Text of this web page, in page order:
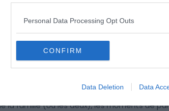
Personal Data Processing Opt Outs
CONFIRM
Data Deletion Data
:
cuisine intérieure
c’est débuter des vacances fantastiques
effet, ce bateau à louer en Martinique est
, 12 personnes peuvent facilement
la famille (ou les deux), les moments de